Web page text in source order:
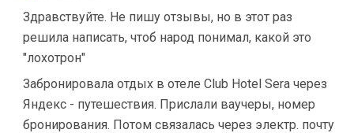
Здравствуйте. Не пишу отзывы, но в этот раз
решила написать, чтоб народ понимал, какой это
"лохотрон"
Забронировала отдых в отеле Club Hotel Sera через
Яндекс - путешествия. Прислали ваучеры, номер
бронирования. Потом связалась через электр. почту